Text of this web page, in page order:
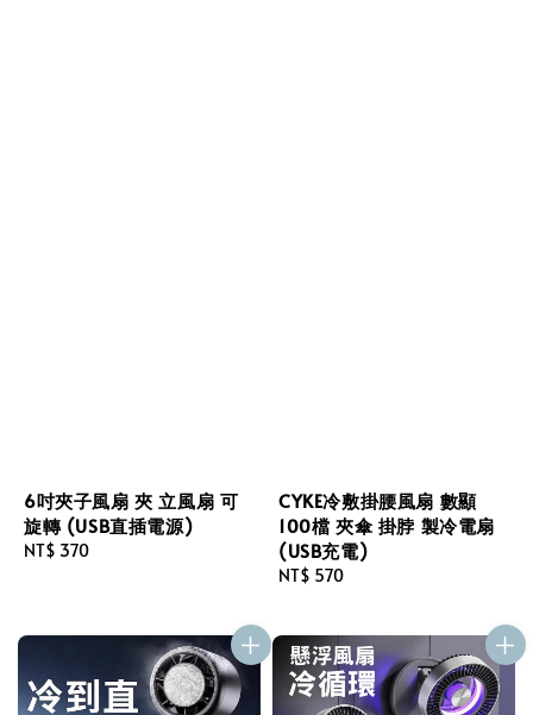
6吋夾子風扇 夾 立風扇 可
旋轉 (USB直插電源)
Regular
NT$ 370
CYKE冷敷掛腰風扇 數顯
100檔 夾傘 掛脖 製冷電扇
(USB充電)
Regular
NT$ 570